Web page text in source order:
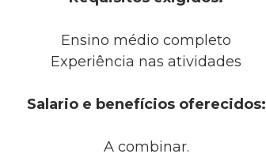
Ensino médio completo
Experiência nas atividades
Salario e benefícios oferecidos:
A combinar.